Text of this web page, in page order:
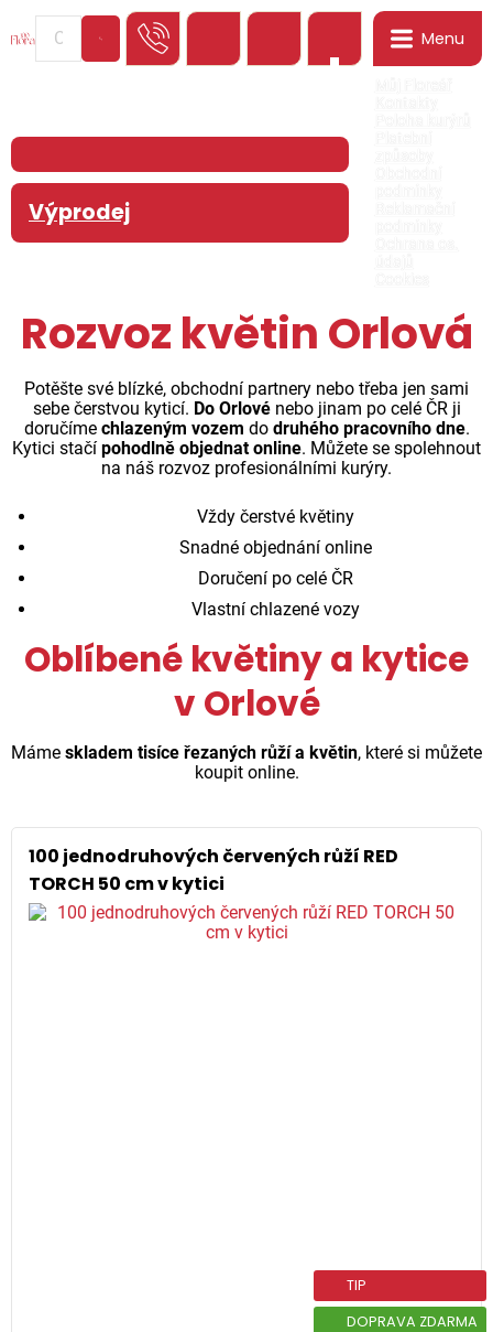
Menu
Výprodej
Rozvoz květin Orlová
Potěšte své blízké, obchodní partnery nebo třeba jen sami
sebe čerstvou kyticí. Do Orlovénebo jinam po celé ČR ji
doručíme chlazeným vozem do druhého pracovního dne.
Kytici stačí pohodlně objednat online. Můžete se spolehnout
na náš rozvoz profesionálními kurýry.
Vždy čerstvé květiny
Snadné objednání online
Doručení po celé ČR
Vlastní chlazené vozy
Oblíbené květiny a kytice
v Orlové
Máme skladem tisíce řezaných růží a květin, které si můžete
koupit online.
100 jednodruhových červených růží RED
TORCH 50 cm v kytici
TIP
DOPRAVA ZDARMA